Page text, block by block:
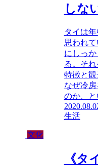
しな
タイは
思われ
にしっ
る。そ
特徴と
なぜ冷
のか、と
生活
文化
《タ